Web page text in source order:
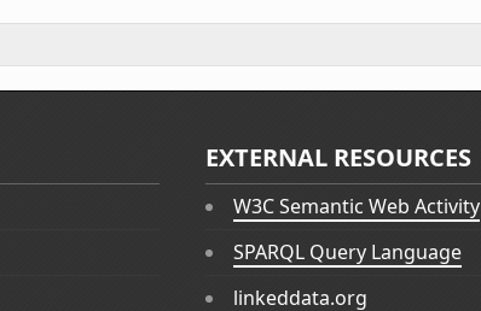
EXTERNAL RESOURCES
W3C Semantic Web Activity
SPARQL Query Language
linkeddata.org